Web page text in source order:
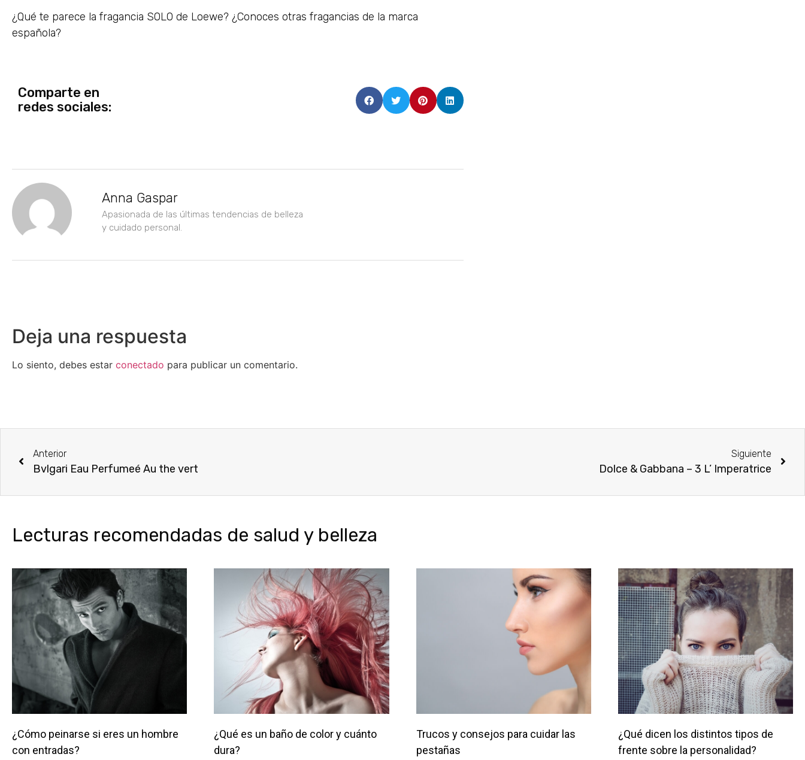
¿Qué te parece la fragancia SOLO de Loewe? ¿Conoces otras fragancias de la marca
española?
Comparte en
redes sociales:
Anna Gaspar
Apasionada de las últimas tendencias de belleza
y cuidado personal.
Deja una respuesta
Lo siento, debes estar conectado para publicar un comentario.
Anterior
Bvlgari Eau Perfumeé Au the vert
Siguiente
Dolce & Gabbana – 3 L’ Imperatrice
Lecturas recomendadas de salud y belleza
¿Cómo peinarse si eres un hombre
con entradas?
¿Qué es un baño de color y cuánto
dura?
Trucos y consejos para cuidar las
pestañas
¿Qué dicen los distintos tipos de
frente sobre la personalidad?